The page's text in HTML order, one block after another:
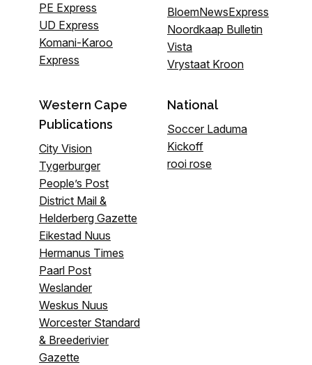
PE Express
UD Express
Komani-Karoo
Express
BloemNewsExpress
Noordkaap Bulletin
Vista
Vrystaat Kroon
Western Cape
Publications
City Vision
Tygerburger
People’s Post
District Mail &
Helderberg Gazette
Eikestad Nuus
Hermanus Times
Paarl Post
Weslander
Weskus Nuus
Worcester Standard
& Breederivier
Gazette
National
Soccer Laduma
Kickoff
rooi rose